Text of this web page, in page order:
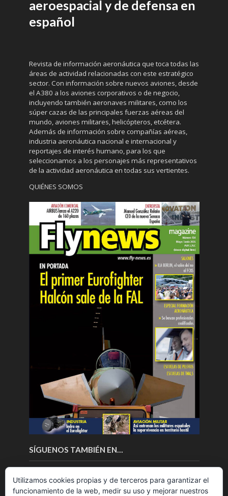
aeroespacial y de defensa en
español
Revista de información aeronáutica que toca todas las
áreas de actividad relacionadas con este estratégico
sector. Con información sobre nuevos aviones, desde
el A380 a los aviones corporativos o de negocio,
incluyendo también aeronaves militares, como los
súper cazas de las principales fuerzas aéreas del
mundo, aviones militares, helicópteros, etcétera.
Además de información sobre compañías aéreas,
industria aeronáutica nacional e internacional y
reportajes de interés humano, para los que
seleccionamos a los personajes más representativos
de la actividad aeronáutica en todas sus vertientes.
QUIÉNES SOMOS
SÍGUENOS TAMBIÉN EN…
Utilizamos cookies propias y de terceros para garantizar el
funcionamiento de la web, medir su uso y mejorar nuestros